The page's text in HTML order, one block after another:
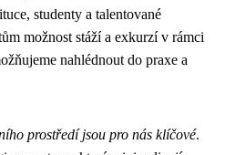
studenty a talentované
možnost stáží a exkurzí v rámci
nahlédnout do praxe a
prostředí jsou pro nás klíčové.